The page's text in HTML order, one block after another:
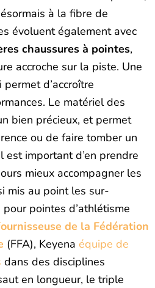
à la fibre de
évoluent également avec
chaussures à pointes,
accroche sur la piste. Une
d’accroître
Le matériel des
bien précieux, et permet
ou de faire tomber un
est important d’en prendre
mieux accompagner les
mis au point les sur-
pointes d’athlétisme
de la Fédération
(FFA), Keyena équipe de
dans des disciplines
en longueur, le triple